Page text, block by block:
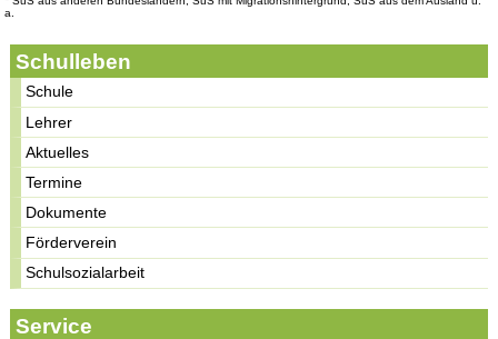
a.
Schulleben
Schule
Lehrer
Aktuelles
Termine
Dokumente
Förderverein
Schulsozialarbeit
Service